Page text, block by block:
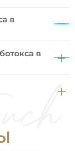
в
форму
в
через 4–6
физиологически